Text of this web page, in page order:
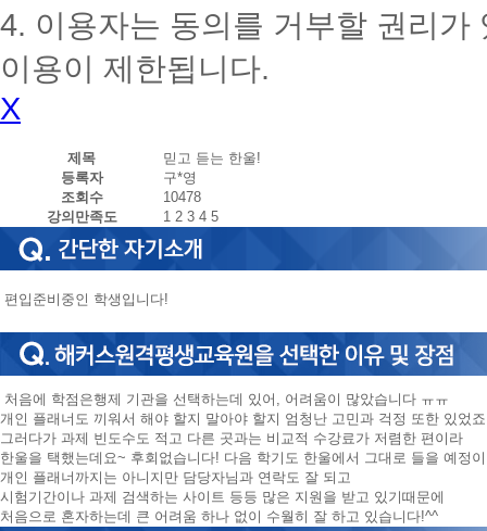
4. 이용자는 동의를 거부할 권리
이용이 제한됩니다.
X
제목
믿고 듣는 한울!
등록자
구*영
조회수
10478
강의만족도
1 2 3 4 5
편입준비중인 학생입니다!
처음에 학점은행제 기관을 선택하는데 있어, 어려움이 많았습니다 ㅠㅠ
개인 플래너도 끼워서 해야 할지 말아야 할지 엄청난 고민과 걱정 또한 있었죠
그러다가 과제 빈도수도 적고 다른 곳과는 비교적 수강료가 저렴한 편이라
한울을 택했는데요~ 후회없습니다! 다음 학기도 한울에서 그대로 들을 예정
개인 플래너까지는 아니지만 담당자님과 연락도 잘 되고
시험기간이나 과제 검색하는 사이트 등등 많은 지원을 받고 있기때문에
처음으로 혼자하는데 큰 어려움 하나 없이 수월히 잘 하고 있습니다!^^